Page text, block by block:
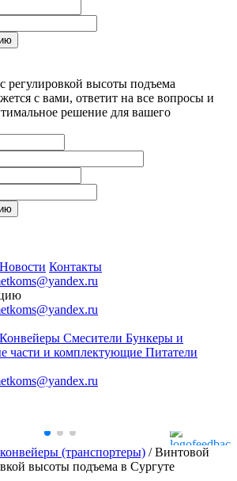
регулировкой высоты подъема
с вами, ответит на все вопросы и
решение для вашего
Новости Контакты
Конвейеры Смесители Бункеры и
части и комплектующие Питатели
(транспортеры) /Винтовой
высоты подъема в Сургуте